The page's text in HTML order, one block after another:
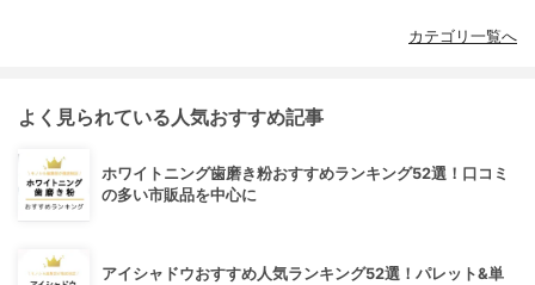
カテゴリ一覧へ
よく見られている人気おすすめ記事
ホワイトニング歯磨き粉おすすめランキング52選！口コミ
の多い市販品を中心に
アイシャドウおすすめ人気ランキング52選！パレット&単